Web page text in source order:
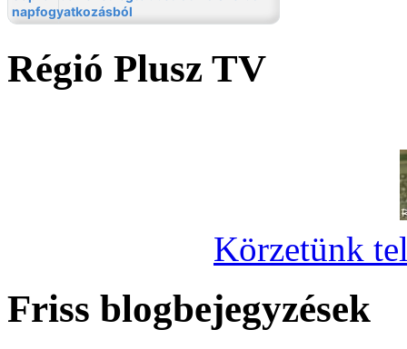
Régió Plusz TV
Körzetünk
Friss blogbejegyzések